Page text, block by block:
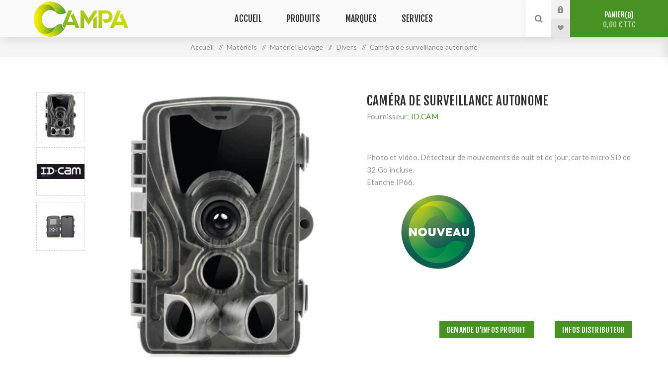
ACCUEIL PRODUITS MARQUES SERVICES PANIER 0
0,00 € TTC
Accueil / Matériels / Matériel Elevage / Divers / Caméra de surveillance autonome
CAMÉRA DE SURVEILLANCE AUTONOME
Fournisseur: ID.CAM
Photo et vidéo. Détecteur de mouvements de nuit et de jour, carte micro SD de
32 Go incluse.
Etanche IP66.
DEMANDE D'INFOS PRODUIT INFOS DISTRIBUTEUR